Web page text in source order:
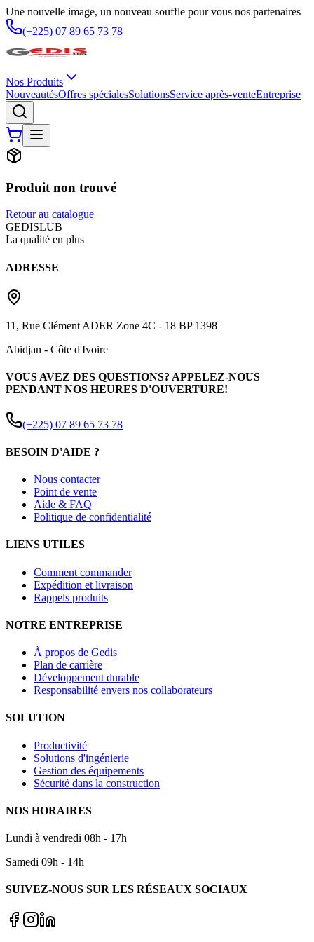
Une nouvelle image, un nouveau souffle pour vous nos partenaires
(+225) 07 89 65 73 78
Nos Produits
NouveautésOffres spécialesSolutionsService après-venteEntreprise
Produit non trouvé
Retour au catalogue
GEDISLUB
La qualité en plus
ADRESSE
11, Rue Clément ADER Zone 4C - 18 BP 1398
Abidjan - Côte d'Ivoire
VOUS AVEZ DES QUESTIONS? APPELEZ-NOUS
PENDANT NOS HEURES D'OUVERTURE!
(+225) 07 89 65 73 78
BESOIN D'AIDE ?
Nous contacter
Point de vente
Aide & FAQ
Politique de confidentialité
LIENS UTILES
Comment commander
Expédition et livraison
Rappels produits
NOTRE ENTREPRISE
À propos de Gedis
Plan de carrière
Développement durable
Responsabilité envers nos collaborateurs
SOLUTION
Productivité
Solutions d'ingénierie
Gestion des équipements
Sécurité dans la construction
NOS HORAIRES
Lundi à vendredi 08h - 17h
Samedi 09h - 14h
SUIVEZ-NOUS SUR LES RÉSEAUX SOCIAUX